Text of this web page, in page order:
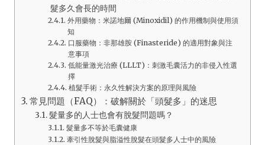
髮多久會長的時間
外用藥物：米諾地爾 (Minoxidil) 的作用機制與使用須
知
口服藥物：非那雄胺 (Finasteride) 的適用對象與注
意事項
低能量激光治療 (LLLT)：刺激毛囊活力的非侵入性選
擇
植髮手術：永久性解決方案的原理與風險
常見問題（FAQ）：破解關於「頭髮多」的迷思
髮量多的人士也會有脫髮問題嗎？
髮量多不等於毛囊健康
牽引性脫髮與脂溢性脫髮在頭髮多人士中的風險